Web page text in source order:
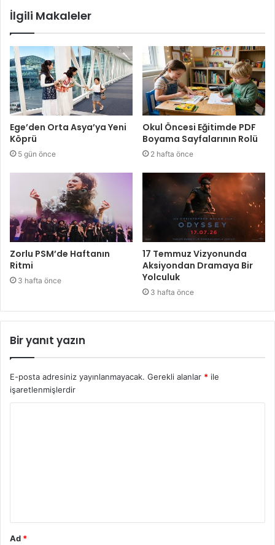
İlgili Makaleler
Ege’den Orta Asya’ya Yeni
Köprü
5 gün önce
Okul Öncesi Eğitimde PDF
Boyama Sayfalarının Rolü
2 hafta önce
Zorlu PSM’de Haftanın
Ritmi
3 hafta önce
17 Temmuz Vizyonunda
Aksiyondan Dramaya Bir
Yolculuk
3 hafta önce
Bir yanıt yazın
E-posta adresiniz yayınlanmayacak. Gerekli alanlar * ile
işaretlenmişlerdir
Ad *